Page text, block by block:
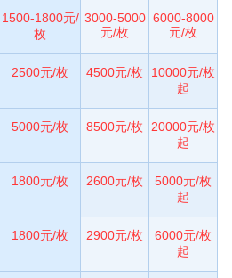
1500-1800元/
枚
3000-5000
元/枚
6000-8000
元/枚
2500元/枚 4500元/枚
10000元/枚
起
5000元/枚 8500元/枚
20000元/枚
起
1800元/枚 2600元/枚
5000元/枚
起
1800元/枚 2900元/枚
6000元/枚
起